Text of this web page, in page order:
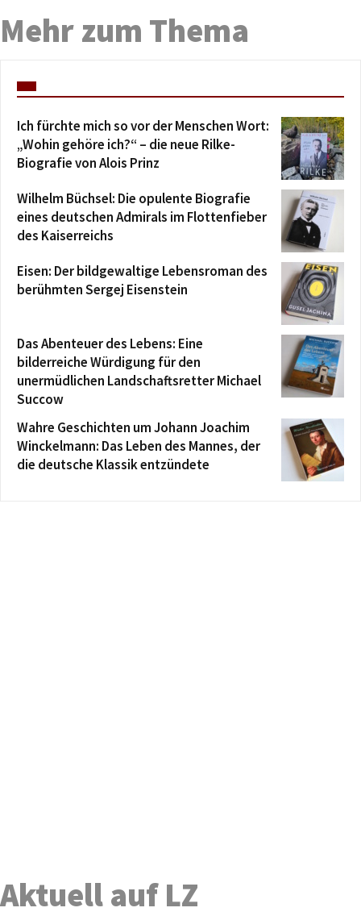
Mehr zum Thema
Ich fürchte mich so vor der Menschen Wort:
„Wohin gehöre ich?“ – die neue Rilke-
Biografie von Alois Prinz
Wilhelm Büchsel: Die opulente Biografie
eines deutschen Admirals im Flottenfieber
des Kaiserreichs
Eisen: Der bildgewaltige Lebensroman des
berühmten Sergej Eisenstein
Das Abenteuer des Lebens: Eine
bilderreiche Würdigung für den
unermüdlichen Landschaftsretter Michael
Succow
Wahre Geschichten um Johann Joachim
Winckelmann: Das Leben des Mannes, der
die deutsche Klassik entzündete
Aktuell auf LZ